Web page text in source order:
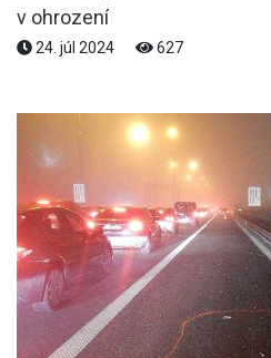
v ohrození
24. júl 2024 627